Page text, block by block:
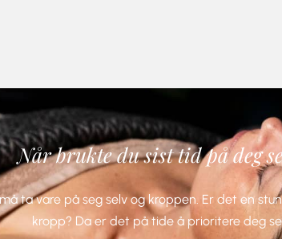
Når brukte du sist tid på deg
ta vare på seg selv og kroppen. Er det en
kropp? Da er det på tide å prioritere deg